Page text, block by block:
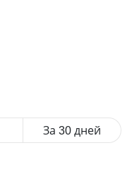
За 30 дней